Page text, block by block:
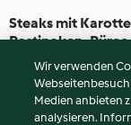
Steaks mit
Pastinaken-Püree,
karamellisierten
und knusprigen
Pastinakenfäden
(107) 1
Wir verwenden
Medien anbieten
analysieren.